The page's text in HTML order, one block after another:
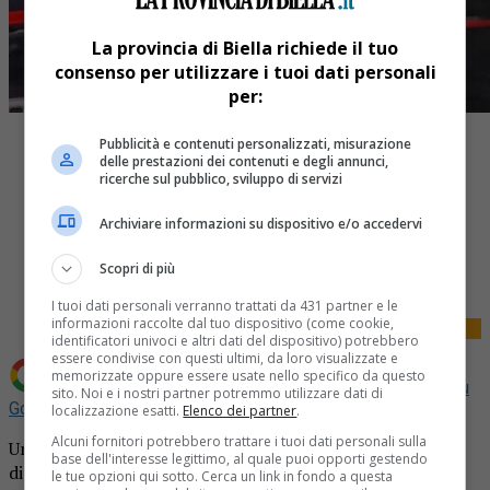
Tweet
Aggiungi La Provincia di Biella come Fonte preferita su
Google
Un abitante di Cerrione ieri ha chiamato i carabinieri
dicendo che dal bosco vicino alla sua casa proveniva della
La provincia di Biella richiede il tuo
consenso per utilizzare i tuoi dati personali
per:
Pubblicità e contenuti personalizzati, misurazione
delle prestazioni dei contenuti e degli annunci,
ricerche sul pubblico, sviluppo di servizi
Archiviare informazioni su dispositivo e/o accedervi
Scopri di più
I tuoi dati personali verranno trattati da 431 partner e le
informazioni raccolte dal tuo dispositivo (come cookie,
identificatori univoci e altri dati del dispositivo) potrebbero
essere condivise con questi ultimi, da loro visualizzate e
memorizzate oppure essere usate nello specifico da questo
sito. Noi e i nostri partner potremmo utilizzare dati di
localizzazione esatti. Elenco dei partner.
Alcuni fornitori potrebbero trattare i tuoi dati personali sulla
base dell'interesse legittimo, al quale puoi opporti gestendo
le tue opzioni qui sotto. Cerca un link in fondo a questa